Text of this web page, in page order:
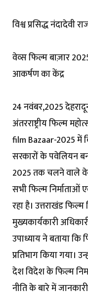
विश्व प्रसिद्ध नंदादेवी
वेव्स फिल्म बाज़ार
आकर्षण का केंद्र
24 नवंबर,2025
अंतरराष्ट्रीय फिल्म
film Bazaar-2025 में
सरकारों के पवेलियन
2025 तक चलने वाले
सभी फिल्म निर्माताओं
रहा है। उत्तराखंड
मुख्यकार्यकारी
उपाध्याय ने बताया कि
प्रतिभाग किया गया।
देश विदेश के फिल्म
नीति के बारे में